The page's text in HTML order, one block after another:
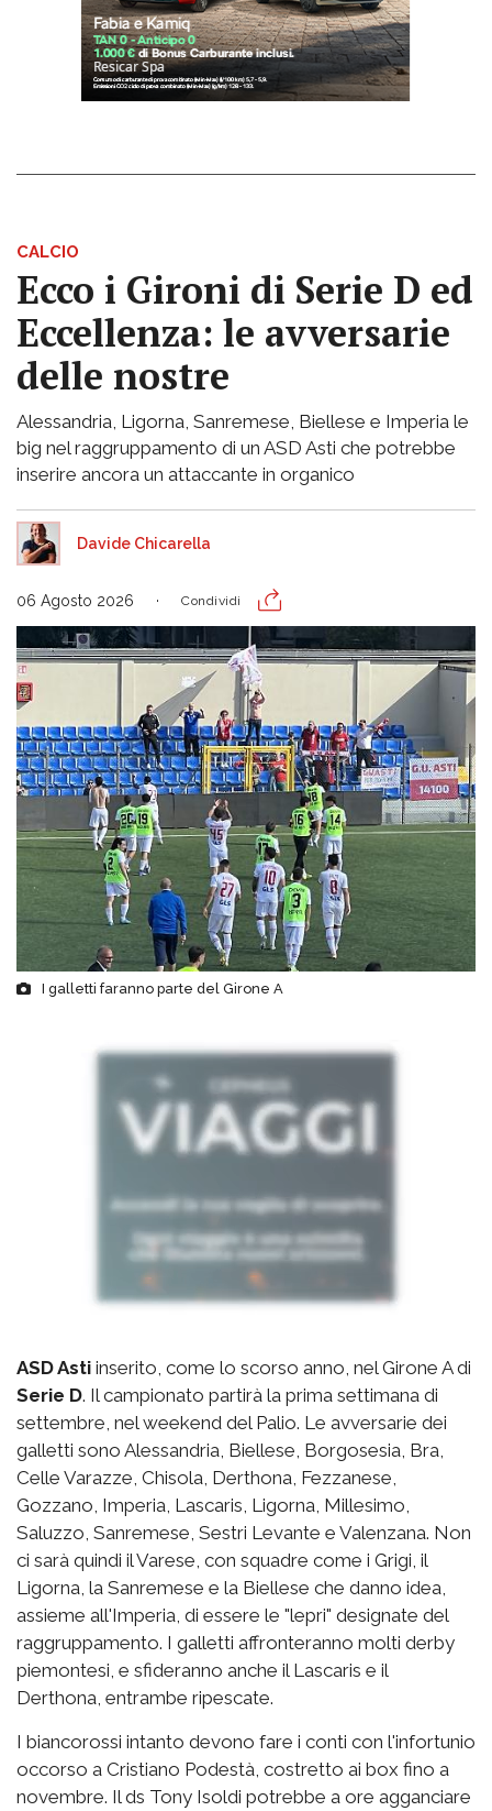
CALCIO
Ecco i Gironi di Serie D ed
Eccellenza: le avversarie
delle nostre
Alessandria, Ligorna, Sanremese, Biellese e Imperia le
big nel raggruppamento di un ASD Asti che potrebbe
inserire ancora un attaccante in organico
Davide Chicarella
06 Agosto 2026 Condividi
I galletti faranno parte del Girone A
ASD Asti inserito, come lo scorso anno, nel Girone A di
Serie D. Il campionato partirà la prima settimana di
settembre, nel weekend del Palio. Le avversarie dei
galletti sono Alessandria, Biellese, Borgosesia, Bra,
Celle Varazze, Chisola, Derthona, Fezzanese,
Gozzano, Imperia, Lascaris, Ligorna, Millesimo,
Saluzzo, Sanremese, Sestri Levante e Valenzana. Non
ci sarà quindi il Varese, con squadre come i Grigi, il
Ligorna, la Sanremese e la Biellese che danno idea,
assieme all'Imperia, di essere le "lepri" designate del
raggruppamento. I galletti affronteranno molti derby
piemontesi, e sfideranno anche il Lascaris e il
Derthona, entrambe ripescate.
I biancorossi intanto devono fare i conti con l'infortunio
occorso a Cristiano Podestà, costretto ai box fino a
novembre. Il ds Tony Isoldi potrebbe a ore agganciare